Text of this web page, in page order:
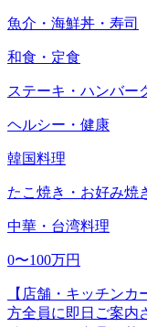
魚介・海鮮丼・寿司
和食・定食
ステーキ・ハンバー
ヘルシー・健康
韓国料理
たこ焼き・お好み焼
中華・台湾料理
0〜100万円
【店舗・キッチン
方全員に即日ご案